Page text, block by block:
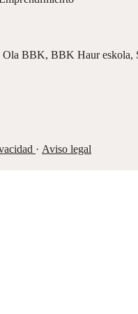
Ola BBK, BBK Haur eskola,
· Aviso legal